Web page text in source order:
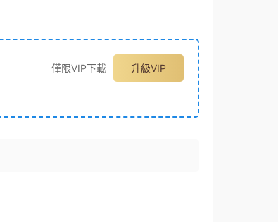
僅限VIP下載 升級VIP